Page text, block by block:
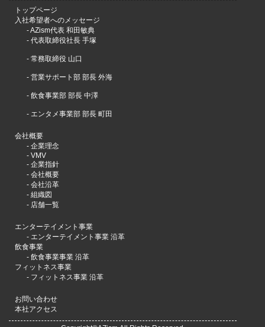
トップページ
入社希望者へのメッセージ
-AZism代表 和田敏典
- 代表取締役社長 手塚
- 常務取締役 山口
- 営業サポート部 部長 外海
- 飲食事業部 部長 中澤
- エンタメ事業部 部長 町田
会社概要
- 企業理念
- VMV
- 企業指針
- 会社概要
- 会社沿革
- 組織図
- 店舗一覧
エンターテイメント事業
- エンターテイメント事業 沿革
飲食事業
- 飲食事業事業 沿革
フィットネス事業
- フィットネス事業 沿革
お問い合わせ
本社アクセス